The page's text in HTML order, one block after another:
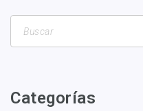
Categorías